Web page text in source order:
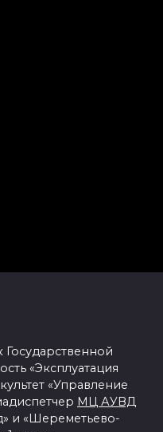
«Эксплуатация
«Управление
МЦ АУВД
и «Шереметьево-